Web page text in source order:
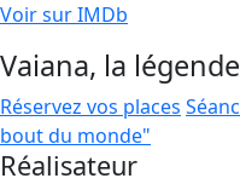
Voir sur IMDb
Vaiana, la
Réservez vos places
bout du monde"
Réalisateur